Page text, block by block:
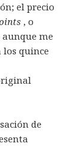
el precio
, o
aunque me
quince
de